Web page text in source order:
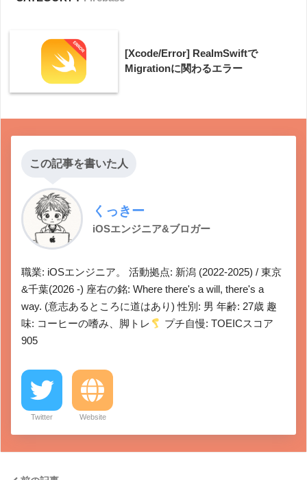
[Xcode/Error] RealmSwiftで
Migrationに関わるエラー
この記事を書いた人
くっきー
iOSエンジニア&ブロガー
職業: iOSエンジニア。 活動拠点: 新潟 (2022-2025) / 東京
&千葉(2026 -) 座右の銘: Where there's a will, there's a
way. (意志あるところに道はあり) 性別: 男 年齢: 27歳 趣
味: コーヒーの嗜み、脚トレ
プチ自慢: TOEICスコア
905
Twitter Website